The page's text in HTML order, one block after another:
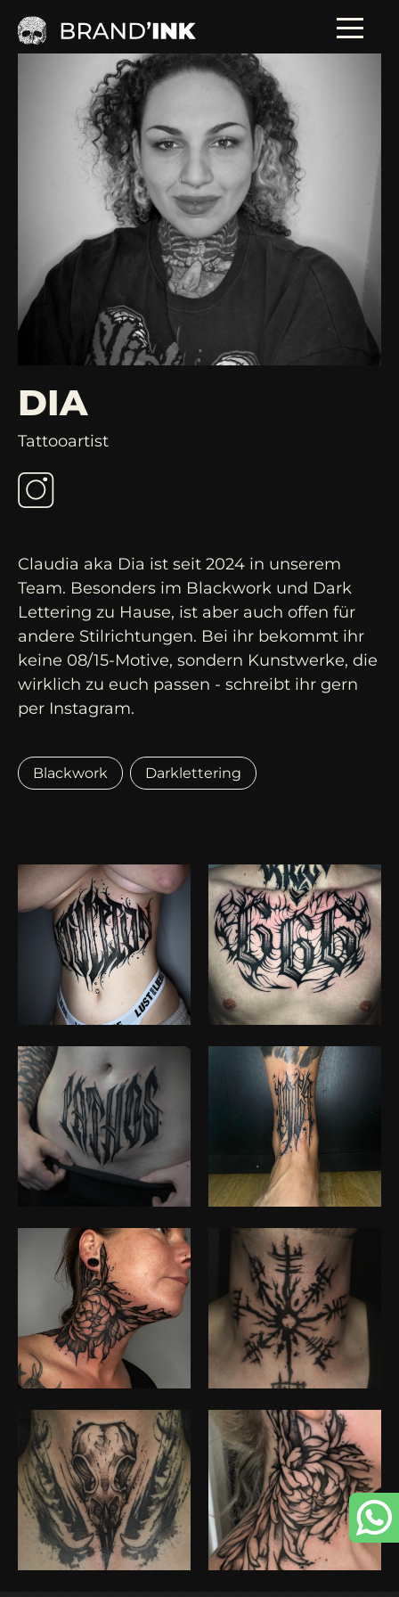
DIA
Tattooartist
Claudia aka Dia ist seit 2024 in unserem
Team. Besonders im Blackwork und Dark
Lettering zu Hause, ist aber auch offen für
andere Stilrichtungen. Bei ihr bekommt ihr
keine 08/15-Motive, sondern Kunstwerke, die
wirklich zu euch passen - schreibt ihr gern
per Instagram.
Blackwork Darklettering